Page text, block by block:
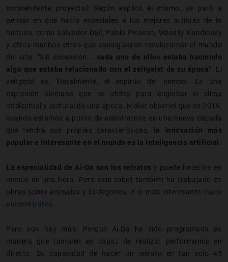
sorprendente proyecto? Según explicó él mismo, se paró a
pensar en qué hacía especiales a los mejores artistas de la
historia, como Salvador Dalí, Pablo Picasso, Wassily Kandinsky
y otros muchos otros que consiguieron revolucionar el mundo
del arte. "Sin excepción... cada uno de ellos estaba haciendo
algo que estaba relacionado con el zeitgeist de su época". El
zeitgeist es, literalmente, el espíritu del tiempo. Es una
expresión alemana que se utiliza para englobar el clima
intelectual y cultural de una época. Meller observó que en 2019,
cuando estamos a punto de adentrarnos en una nueva década
que tendrá sus propias características, la innovación más
popular e interesante en el mundo es la inteligencia artificial
La especialidad de Ai-Da son los retratos y puede hacerlos en
menos de una hora. Pero este robot también ha trabajado en
obras sobre animales y bodegones. Y lo más interesante: hace
autorretratos
Pero aún hay más. Porque Ai-Da ha sido programada de
manera que también es capaz de realizar performance en
directo. Su capacidad de hacer un retrato en tan solo 45